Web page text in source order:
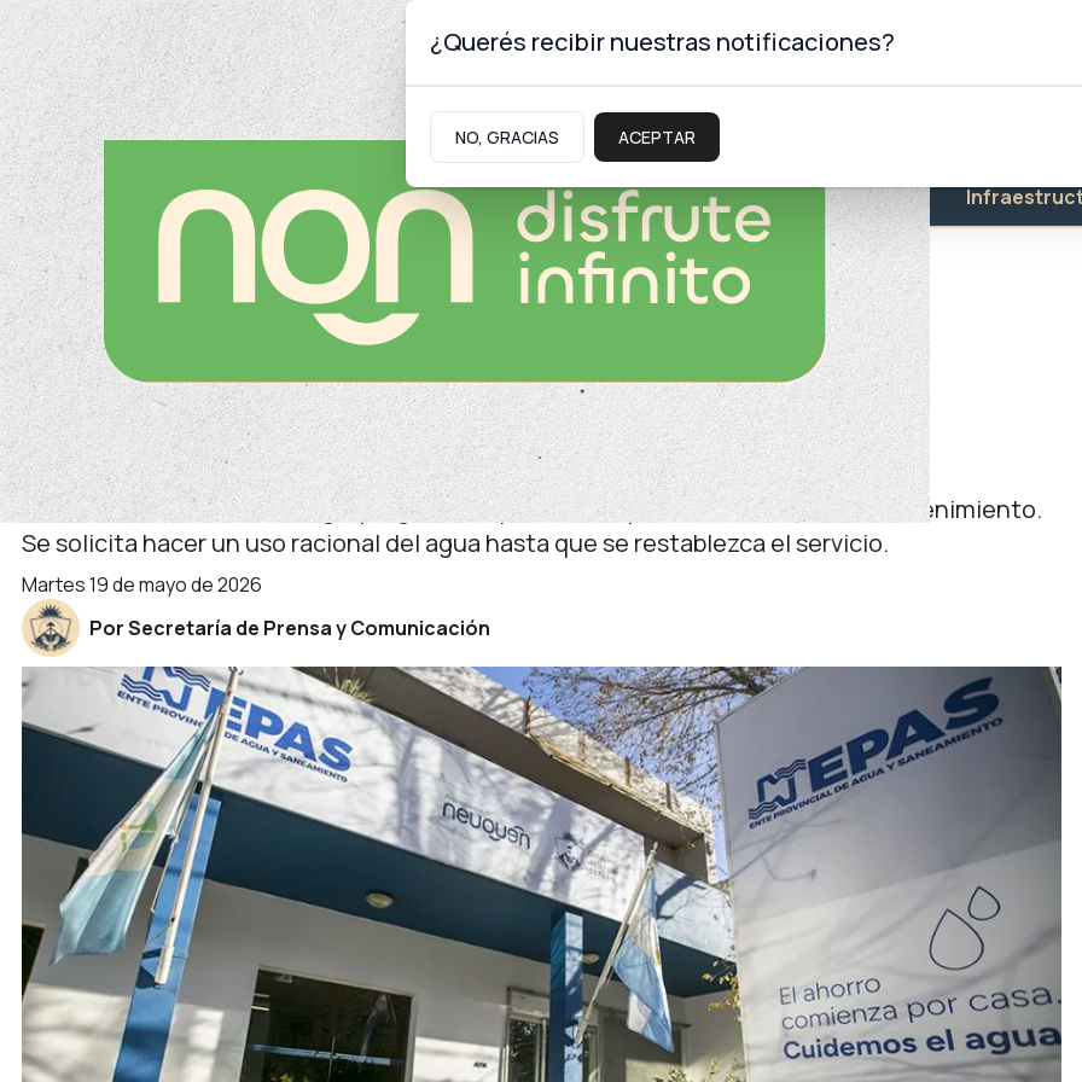
Sábado 8deAgostode 2026
Neuquinidad Gabinete Turismo Educación Salud
Generales
EPAS
Servicio de agua potable afectado en el Alto
Neuquén
Se debe a un corte de energía programado por el EPEN para hacer tareas de mantenimiento.
Se solicita hacer un uso racional del agua hasta que se restablezca el servicio.
martes 19 de mayo de 2026
Por Secretaría de Prensa y Comunicación
¿Querés recibir nuestras notificaciones?
NO, GRACIAS ACEPTAR